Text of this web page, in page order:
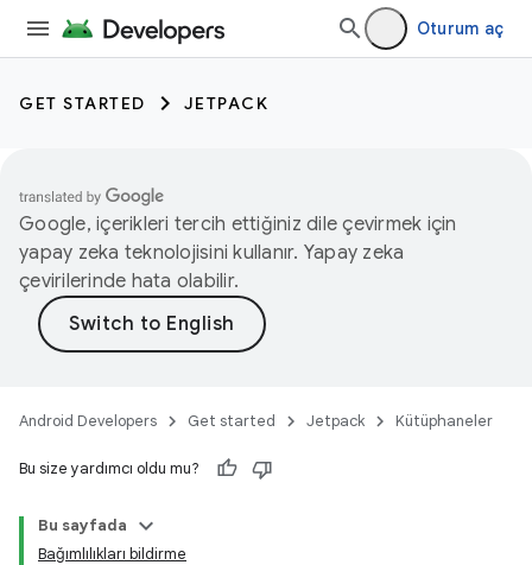
Oturum aç
GET STARTED JETPACK
Google, içerikleri tercih ettiğiniz dile çevirmek için
yapay zeka teknolojisini kullanır. Yapay zeka
çevirilerinde hata olabilir.
Android Developers Get started Jetpack Kütüphaneler
Bu size yardımcı oldu mu?
Bu sayfada
Bağımlılıkları bildirme